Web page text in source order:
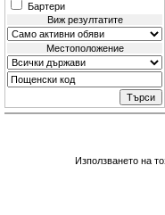
Бартери
Виж резултатите
Местоположение
Използването на